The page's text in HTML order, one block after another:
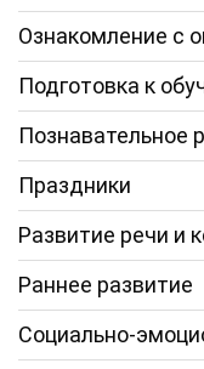
Ознакомление с
Подготовка к
Познавательное
Праздники
Развитие речи и
Раннее развитие
Социально-